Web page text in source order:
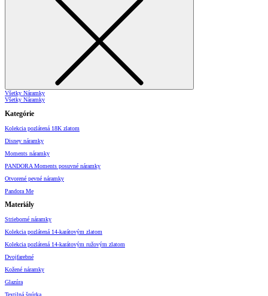
Všetky Náramky
Všetky Náramky
Kategórie
Kolekcia pozlátená 18K zlatom
Disney náramky
Moments náramky
PANDORA Moments posuvné náramky
Otvorené pevné náramky
Pandora Me
Materiály
Strieborné náramky
Kolekcia pozlátená 14-karátovým zlatom
Kolekcia pozlátená 14-karátovým ružovým zlatom
Dvojfarebné
Kožené náramky
Glazúra
Textilná šnúrka